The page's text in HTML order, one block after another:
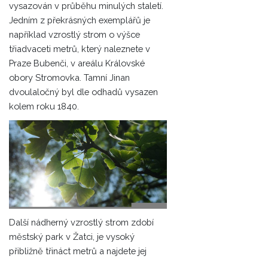
vysazován v průběhu minulých staletí.
Jedním z překrásných exemplářů je
například vzrostlý strom o výšce
třiadvaceti metrů, který naleznete v
Praze Bubenči, v areálu Královské
obory Stromovka. Tamní Jinan
dvoulaločný byl dle odhadů vysazen
kolem roku 1840.
Další nádherný vzrostlý strom zdobí
městský park v Žatci, je vysoký
přibližně třináct metrů a najdete jej